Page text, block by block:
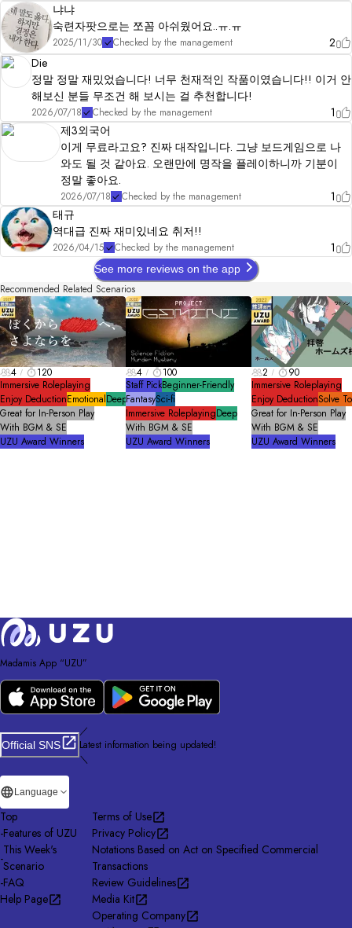
냐냐
숙련자팟으로는 쪼꼼 아쉬웠어요..ㅠ.ㅠ
2025/11/30 Checked by the management
2
Die
정말 정말 재밌었습니다! 너무 천재적인 작품이였습니다!! 이거 안
해보신 분들 무조건 해 보시는 걸 추천합니다!
2026/07/18 Checked by the management
1
제3외국어
이게 무료라고요? 진짜 대작입니다. 그냥 보드게임으로 나
와도 될 것 같아요. 오랜만에 명작을 플레이하니까 기분이
정말 좋아요.
2026/07/18 Checked by the management
1
태규
역대급 진짜 재미있네요 취저!!
2026/04/15 Checked by the management 1
See more reviews on the app
Recommended Related Scenarios
4
120
Immersive Roleplaying
Enjoy DeductionEmotionalDeep
Great for In-Person Play
With BGM & SE
UZU Award Winners
4
100
Staff PickBeginner-Friendly
FantasySci-fi
Immersive RoleplayingDeep
With BGM & SE
UZU Award Winners
2
90
Immersive Roleplaying
Enjoy DeductionSolve
Great for In-Person Play
With BGM & SE
UZU Award Winners
Madamis App “UZU”
Official SNS
／
Latest information being updated!
＼
Language
Top
-Features of UZU
-
This Week's
Scenario
-FAQ
Help Page
Terms of Use
Privacy Policy
Notations Based on Act on Specified Commercial
Transactions
Review Guidelines
Media Kit
Operating Company